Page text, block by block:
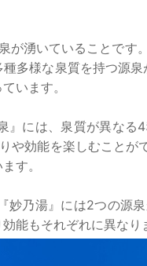
湧いていることです
多様な泉質を持つ源
います。
には、泉質が異なる
効能を楽しむことが
す。
妙乃湯』には2つの源
能もそれぞれに異なり